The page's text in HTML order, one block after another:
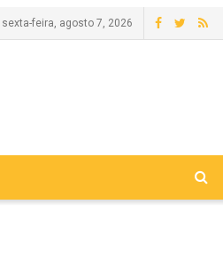
sexta-feira, agosto 7, 2026